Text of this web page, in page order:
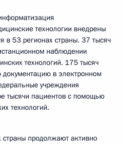
технологии внедрены
в 53 регионах страны. 37 тысяч
наблюдении
технологий. 175 тысяч
документацию в электронном
учреждения
тысячи пациентов с помощью
технологий.
страны продолжают активно